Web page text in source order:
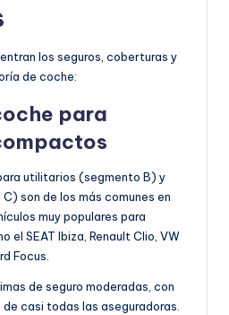
los seguros, coberturas y
de coche:
para
ompactos
utilitarios (segmento B) y
son de los más comunes en
muy populares para
el SEAT Ibiza, Renault Clio, VW
Focus.
de seguro moderadas, con
casi todas las aseguradoras.